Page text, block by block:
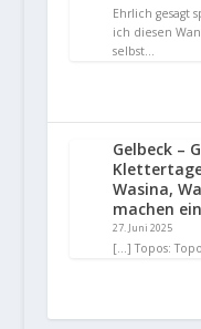
Ehrlich gesagt
ich diesen
selbst…
Gelbeck –
Wasina,
machen
27. Juni 2025
[…] Topos: